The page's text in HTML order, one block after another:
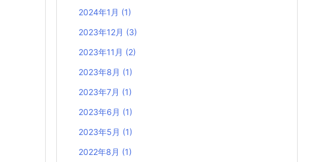
2024年1月 (1)
2023年12月 (3)
2023年11月 (2)
2023年8月 (1)
2023年7月 (1)
2023年6月 (1)
2023年5月 (1)
2022年8月 (1)